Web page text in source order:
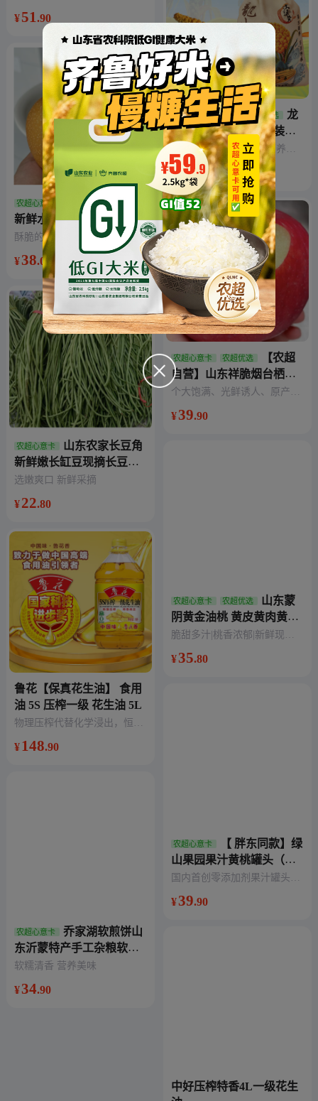
加工工艺，天然植物香辛
料腌制，不添加化学香精
香料和添加剂，入口酥香
脆，好吃有回味！
证，天然植物香辛料腌制，不
添加化学香精香料和添加剂，
口感纯正，绿色健康。
¥51.90
农超心意卡
正宗山东秋月梨
新鲜水果4.5斤当季现摘
酥脆的果肉之间全是梨汁，老
人小孩都可以咬着吃
¥38.00
农超心意卡
山东农家长豆角
新鲜嫩长缸豆现摘长豆角
嫩豆角应季蔬菜
选嫩爽口 新鲜采摘
¥22.80
鲁花【保真花生油】 食用
油 5S 压榨一级 花生油 5L
物理压榨代替化学浸出，恒温
¥148.90
农超心意卡
乔家湖软煎饼山
东沂蒙特产手工杂粮软煎
饼多种口味软糯清香 营养美味
¥34.90
农超心意卡 自营 农超优选
龙
山小米布袋简装五斤装
【25年新米】
色泽金黄 | 性粘味香 | 营养丰
富
¥49.90
农超心意卡 农超优选
【农超
自营】山东祥脆烟台栖霞
红富士苹果源头直发5斤装
个大饱满、光鲜诱人、原产地
¥39.90
农超心意卡 农超优选
山东蒙
阴黄金油桃 黄皮黄肉黄油
桃 鲜甜多汁 现摘现发
脆甜多汁|桃香浓郁|新鲜现摘|
¥35.80
农超心意卡
【 胖东同款】绿
山果园果汁黄桃罐头（国
内首创零添加剂果汁罐
国内首创零添加剂果汁罐头，
精、脂肪。配料表非常干净，
¥39.90
中好压榨特香4L一级花生